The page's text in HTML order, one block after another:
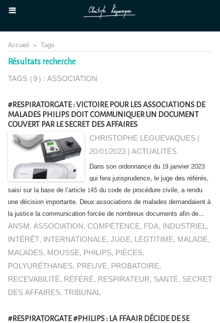
Accueil > Tags
Résultats recherche
TAGS (9) : ASSOCIATION
#RESPIRATORGATE : VICTOIRE POUR LES ASSOCIATIONS DE
MALADES PHILIPS DOIT COMMUNIQUER UN DOCUMENT
COUVERT PAR LE SECRET DES AFFAIRES
CHRISTOPHE LEGUEVAQUES |
20/01/2023|ACTUALITÉS
Dans son ordonnance du 19 janvier 2023
qui fera jurisprudence, le juge des référés,
saisi sur la base de l’article 145 du code de procédure civile, a rendu
une décision importante. Deux associations de malades demandaient à
la justice la communication forcée de nombreux documents afin de...
ANSM,ASSOCIATION, COMPÉTENCE, FDA, INDUSTRIEL,
INTÉRÊT, INTERNATIONALE,JUGE, LÉGTITIME, MALADE,
MALADES, MOUSSE, PHILIPS, PIÈCES,
POLYURÉTHANES, PREUVE, PROBATOIRE,
RECEVABILITÉ, RÉFÉRÉ, RESPIRATEUR, SANTÉ, SECRET
DES AFFAIRES,TRIBUNAL
#RESPIRATORGATE #PHILIPS : LA FFAAIR DÉCIDE DE SE